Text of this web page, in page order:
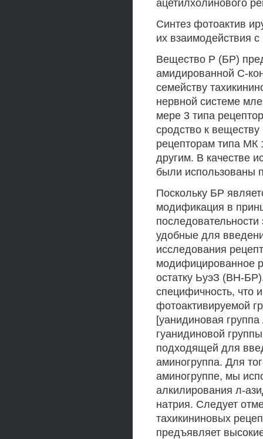
ацетилхолинового
Синтез фотоактив
их взаимодействия
Вещество Р (БР)
амидированной С-
семейству
нервной системе
мере 3 типа
сродство к
рецепторам типа МК
другим. В качестве
были использованы
Поскольку БР
модификация в
последовательности
удобные для
исследования
модифицированное
остатку ЬуэЗ (ВН-
специфичность, что
фотоактивируемой
[уанидиновая
гуанидиновой
подходящей для
аминогруппа. Для
аминогруппе, мы
алкилирования л-
натрия. Следует
тахикининовых
предъявляет